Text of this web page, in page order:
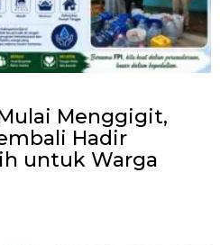
Menggigit,
Hadir
untuk Warga